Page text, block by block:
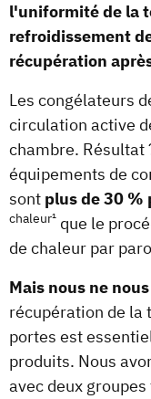
l'uniformité de la
refroidissement
récupération
‍Les congélateurs
circulation active
chambre. Résultat
équipements de
sont plus de 30 %
chaleur¹ que le
de chaleur par
‍Mais nous ne
récupération de la
portes est
produits. Nous
avec deux